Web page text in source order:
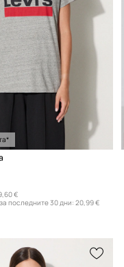
€
последните 30 дни: 20,99 €